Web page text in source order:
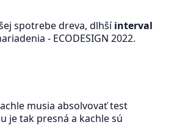
spotrebe dreva, dlhšíinterval
- ECODESIGN 2022.
musia absolvovať test
je tak presná a kachle sú